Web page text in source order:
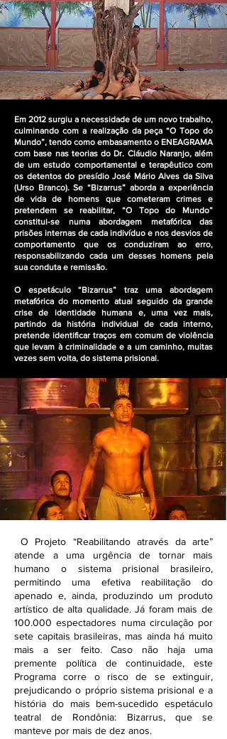
Em 2012 surgiu a necessidade de um novo trabalho,
culminando com a realização da peça “O Topo do
Mundo”, tendo como embasamento o ENEAGRAMA
com base nas teorias do Dr. Cláudio Naranjo, além
de um estudo comportamental e terapêutico com
os detentos do presídio José Mário Alves da Silva
(Urso Branco). Se “Bizarrus” aborda a experiência
de vida de homens que cometeram crimes e
pretendem se reabilitar, “O Topo do Mundo”
constitui-se numa abordagem metafórica das
prisões internas de cada indivíduo e nos desvios de
comportamento que os conduziram ao erro,
responsabilizando cada um desses homens pela
sua conduta e remissão.
O espetáculo “Bizarrus” traz uma abordagem
metafórica do momento atual seguido da grande
crise de identidade humana e, uma vez mais,
partindo da história individual de cada interno,
pretende identificar traços em comum de violência
que levam à criminalidade e a um caminho, muitas
vezes sem volta, do sistema prisional.
O Projeto “Reabilitando através da arte”
atende a uma urgência de tornar mais
humano o sistema prisional brasileiro,
permitindo uma efetiva reabilitação do
apenado e, ainda, produzindo um produto
artístico de alta qualidade. Já foram mais de
100.000 espectadores numa circulação por
sete capitais brasileiras, mas ainda há muito
mais a ser feito. Caso não haja uma
premente política de continuidade, este
Programa corre o risco de se extinguir,
prejudicando o próprio sistema prisional e a
história do mais bem-sucedido espetáculo
teatral de Rondônia: Bizarrus, que se
manteve por mais de dez anos.